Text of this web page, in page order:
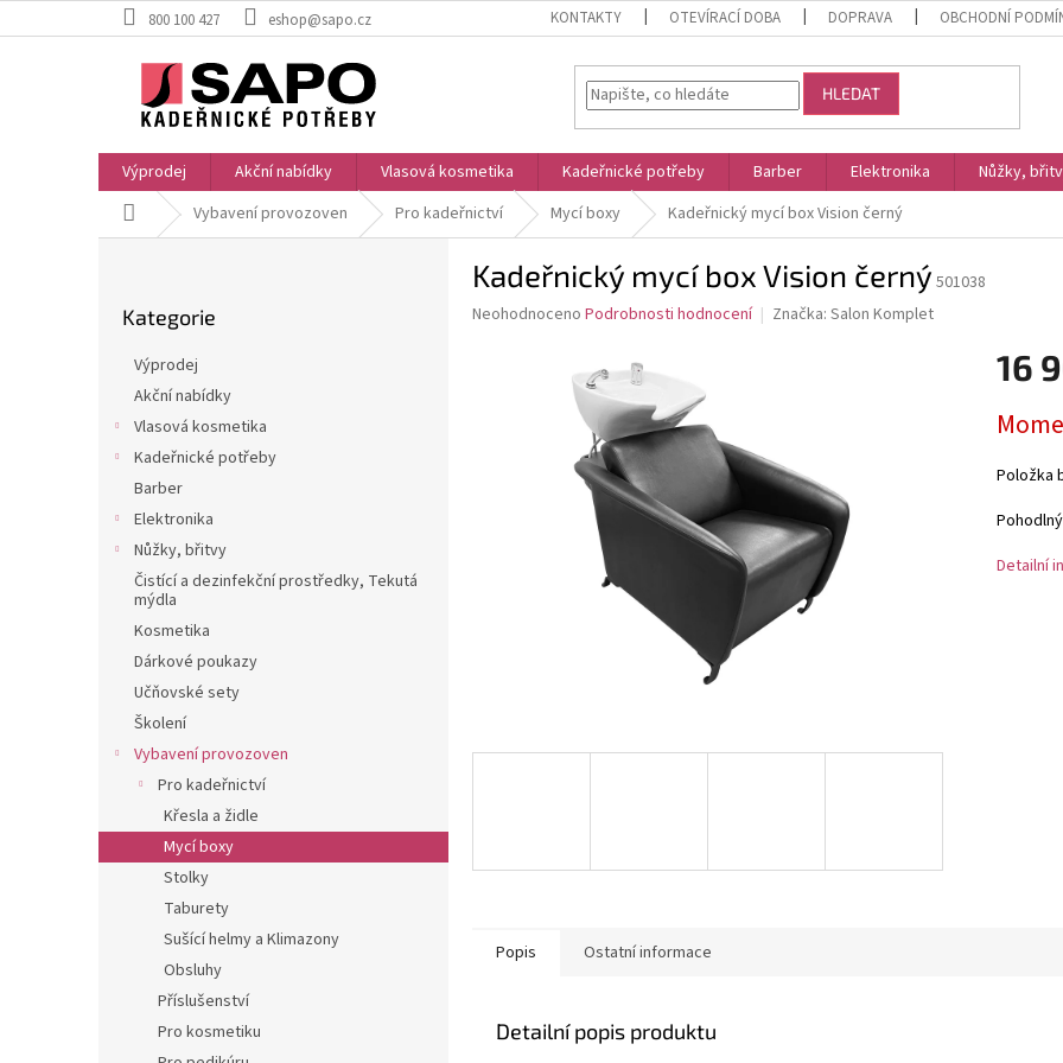
na
800 100 427 eshop@sapo.cz KONTAKTY OTEVÍRACÍ DOBA DOPRAVA OBCHODNÍ
HLEDAT
Výprodej Akční nabídky Vlasová kosmetika Kadeřnické potřeby Barber Elektronika Nůžky,
Domů Vybavení provozoven Pro kadeřnictví Mycí boxy Kadeřnický mycí box Vision černý
kategorie
Kategorie
Výprodej
Akční nabídky
Vlasová kosmetika
Kadeřnické potřeby
Barber
Elektronika
Nůžky, břitvy
Čistící a dezinfekční prostředky, Tekutá
mýdla
Kosmetika
Dárkové poukazy
Učňovské sety
Školení
Vybavení provozoven
Pro kadeřnictví
Křesla a židle
Mycí boxy
Stolky
Taburety
Sušící helmy a Klimazony
Obsluhy
Příslušenství
Pro kosmetiku
Kadeřnický mycí box Vision černý 501038
Průměrné
Neohodnoceno Podrobnosti hodnocení Značka: Salon Komplet
16
cena:
Položka
Detailní
Popis Ostatní informace
Detailní popis produktu